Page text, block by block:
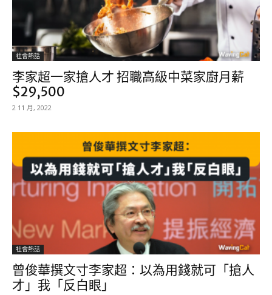
社會熱話
李家超一家搶人才 招職高級中菜家廚月薪
$29,500
2 11 月, 2022
社會熱話
曾俊華撰文寸李家超：以為用錢就可「搶人
才」我「反白眼」